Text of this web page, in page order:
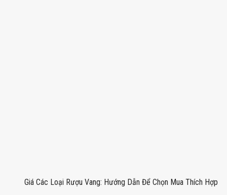
Giá Các Loại Rượu Vang: Hướng Dẫn Để Chọn Mua Thích Hợp